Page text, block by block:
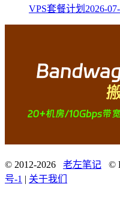
VPS套餐计划 2026-
© 2012-2026 老左笔记 ©
号-1 | 关于我们